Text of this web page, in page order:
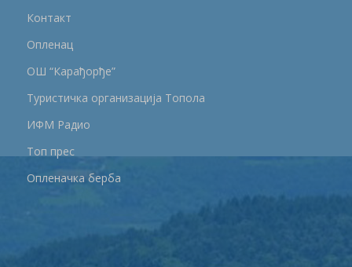
Контакт
Опленац
ОШ “Карађорђе”
Туристичка организација Топола
ИФМ Радио
Топ прес
Опленачка берба